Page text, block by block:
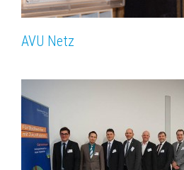
AVU Netz